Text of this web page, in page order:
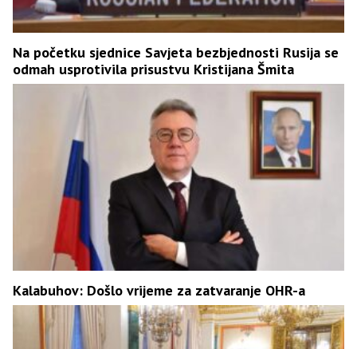
Na početku sjednice Savjeta bezbjednosti Rusija se
odmah usprotivila prisustvu Kristijana Šmita
Kalabuhov: Došlo vrijeme za zatvaranje OHR-a